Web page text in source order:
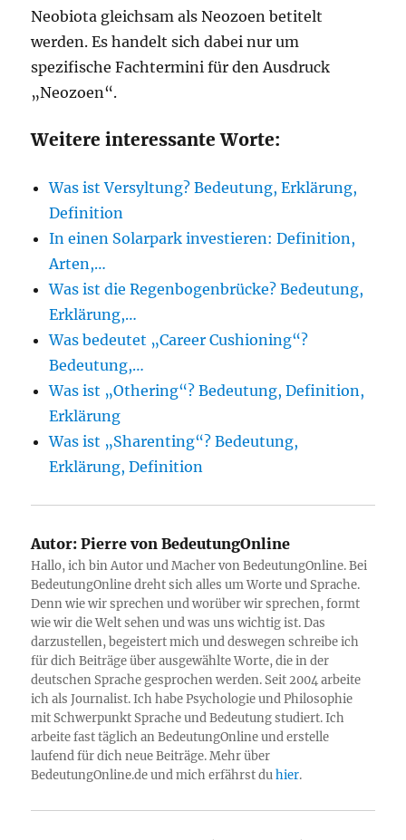
Neobiota gleichsam als Neozoen betitelt
werden. Es handelt sich dabei nur um
spezifische Fachtermini für den Ausdruck
„Neozoen“.
Weitere interessante Worte:
Was ist Versyltung? Bedeutung, Erklärung,
Definition
In einen Solarpark investieren: Definition,
Arten,…
Was ist die Regenbogenbrücke? Bedeutung,
Erklärung,…
Was bedeutet „Career Cushioning“?
Bedeutung,…
Was ist „Othering“? Bedeutung, Definition,
Erklärung
Was ist „Sharenting“? Bedeutung,
Erklärung, Definition
Autor: Pierre von BedeutungOnline
Hallo, ich bin Autor und Macher von BedeutungOnline. Bei
BedeutungOnline dreht sich alles um Worte und Sprache.
Denn wie wir sprechen und worüber wir sprechen, formt
wie wir die Welt sehen und was uns wichtig ist. Das
darzustellen, begeistert mich und deswegen schreibe ich
für dich Beiträge über ausgewählte Worte, die in der
deutschen Sprache gesprochen werden. Seit 2004 arbeite
ich als Journalist. Ich habe Psychologie und Philosophie
mit Schwerpunkt Sprache und Bedeutung studiert. Ich
arbeite fast täglich an BedeutungOnline und erstelle
laufend für dich neue Beiträge. Mehr über
BedeutungOnline.de und mich erfährst duhier.